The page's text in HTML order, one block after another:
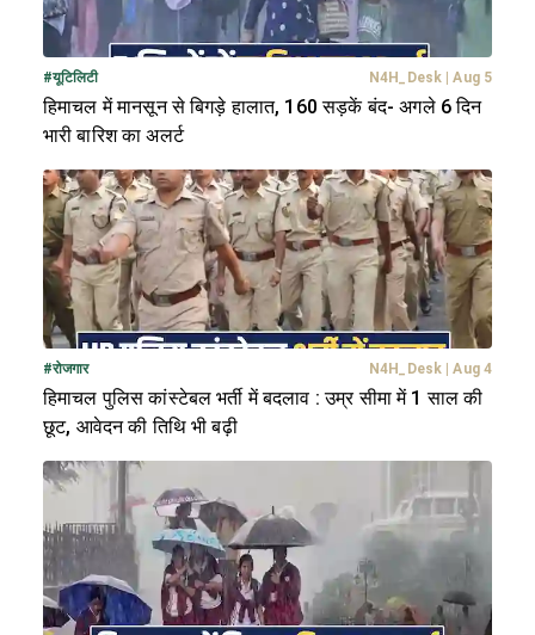
#यूटिलिटी N4H_Desk Aug 5
हिमाचल में मानसून से बिगड़े हालात, 160 सड़कें बंद- अगले 6 दिन
भारी बारिश का अलर्ट
#रोजगार N4H_Desk Aug 4
हिमाचल पुलिस कांस्टेबल भर्ती में बदलाव : उम्र सीमा में 1 साल की
छूट, आवेदन की तिथि भी बढ़ी